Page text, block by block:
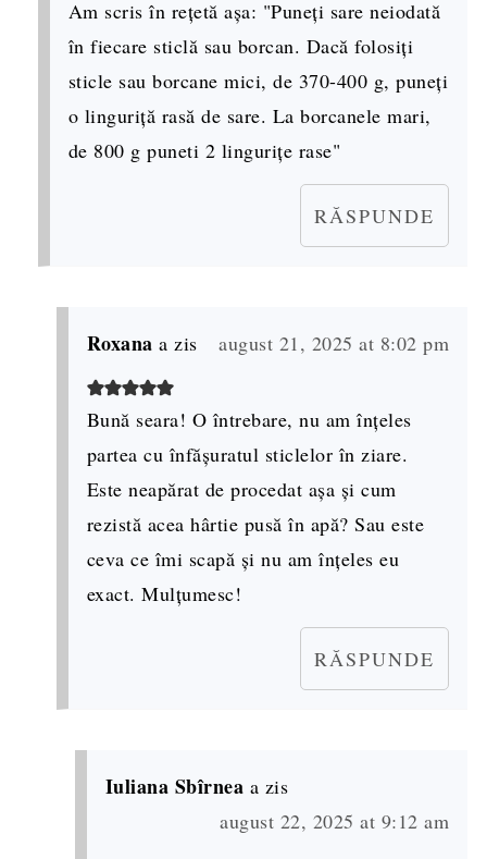
Am scris în rețetă așa: "Puneți sare neiodată
în fiecare sticlă sau borcan. Dacă folosiți
sticle sau borcane mici, de 370-400 g, puneți
o linguriță rasă de sare. La borcanele mari,
de 800 g puneti 2 lingurițe rase"
RĂSPUNDE
Roxana a zis august 21, 2025 at 8:02 pm
Bună seara! O întrebare, nu am înțeles
partea cu înfășuratul sticlelor în ziare.
Este neapărat de procedat așa și cum
rezistă acea hârtie pusă în apă? Sau este
ceva ce îmi scapă și nu am înțeles eu
exact. Mulțumesc!
RĂSPUNDE
Iuliana Sbîrnea a zis
august 22, 2025 at 9:12 am